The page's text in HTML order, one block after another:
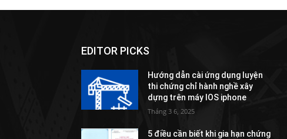
EDITOR PICKS
Hướng dẫn cài ứng dụng luyện
thi chứng chỉ hành nghề xây
dựng trên máy IOS iphone
Tháng 3 6, 2025
5 điều cần biết khi gia hạn chứng